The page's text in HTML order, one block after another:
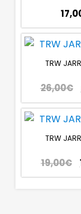
TRW
26,00€
TRW
19,00€